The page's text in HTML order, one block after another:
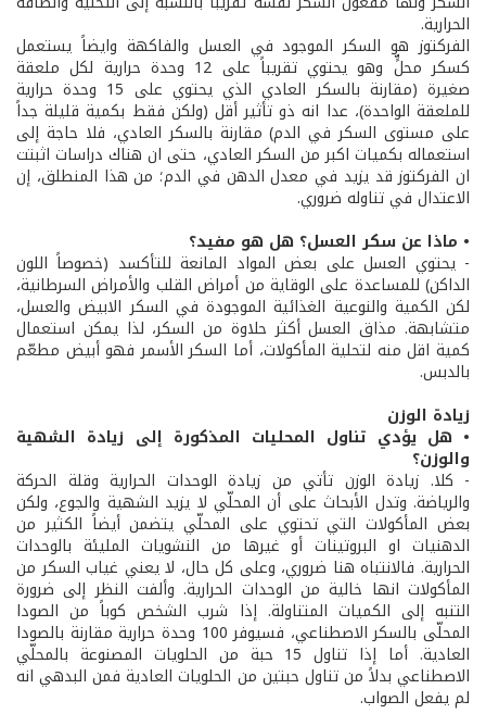
الحرارية.
الفركتوز هو السكر الموجود في العسل والفاكهة وايضاً يستعمل
كسكر محلٍّ وهو يحتوي تقريباً على 12 وحدة حرارية لكل ملعقة
صغيرة (مقارنة بالسكر العادي الذي يحتوي على 15 وحدة حرارية
للملعقة الواحدة)، عدا انه ذو تأثير أقل (ولكن فقط بكمية قليلة جداً
على مستوى السكر في الدم) مقارنة بالسكر العادي، فلا حاجة إلى
استعماله بكميات اكبر من السكر العادي، حتى ان هناك دراسات اثبتت
ان الفركتوز قد يزيد في معدل الدهن في الدم؛ من هذا المنطلق، إن
الاعتدال في تناوله ضروري.
• ماذا عن سكر العسل؟ هل هو مفيد؟
- يحتوي العسل على بعض المواد المانعة للتأكسد (خصوصاً اللون
الداكن) للمساعدة على الوقاية من أمراض القلب والأمراض السرطانية،
لكن الكمية والنوعية الغذائية الموجودة في السكر الابيض والعسل،
متشابهة. مذاق العسل أكثر حلاوة من السكر، لذا يمكن استعمال
كمية اقل منه لتحلية المأكولات، أما السكر الأسمر فهو أبيض مطعّم
بالدبس.
زيادة الوزن
• هل يؤدي تناول المحليات المذكورة إلى زيادة الشهية
والوزن؟
- كلا. زيادة الوزن تأتي من زيادة الوحدات الحرارية وقلة الحركة
والرياضة. وتدل الأبحاث على أن المحلّي لا يزيد الشهية والجوع، ولكن
بعض المأكولات التي تحتوي على المحلّي يتضمن أيضاً الكثير من
الدهنيات او البروتينات أو غيرها من النشويات المليئة بالوحدات
الحرارية. فالانتباه هنا ضروري، وعلى كل حال، لا يعني غياب السكر من
المأكولات انها خالية من الوحدات الحرارية. وألفت النظر إلى ضرورة
التنبه إلى الكميات المتناولة. إذا شرب الشخص كوباً من الصودا
المحلّى بالسكر الاصطناعي، فسيوفر 100 وحدة حرارية مقارنة بالصودا
العادية. أما إذا تناول 15 حبة من الحلويات المصنوعة بالمحلّي
الاصطناعي بدلاً من تناول حبتين من الحلويات العادية فمن البدهي انه
لم يفعل الصواب.